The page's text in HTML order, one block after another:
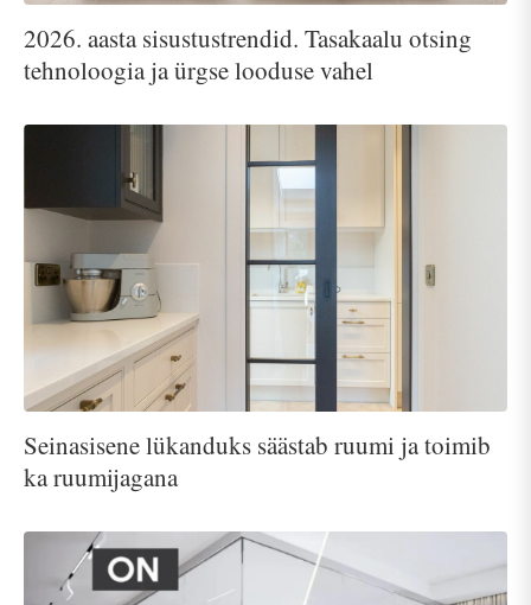
2026. aasta sisustustrendid. Tasakaalu otsing
tehnoloogia ja ürgse looduse vahel
Seinasisene lükanduks säästab ruumi ja toimib
ka ruumijagana